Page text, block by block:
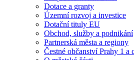
Dotace a granty
Územní rozvoj a investice
Dotační tituly EU
Obchod, služby a podnikání
Partnerská města a regiony
Čestné občanství Prahy 1 a